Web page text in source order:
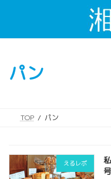
パン
TOP パン
えるレポ